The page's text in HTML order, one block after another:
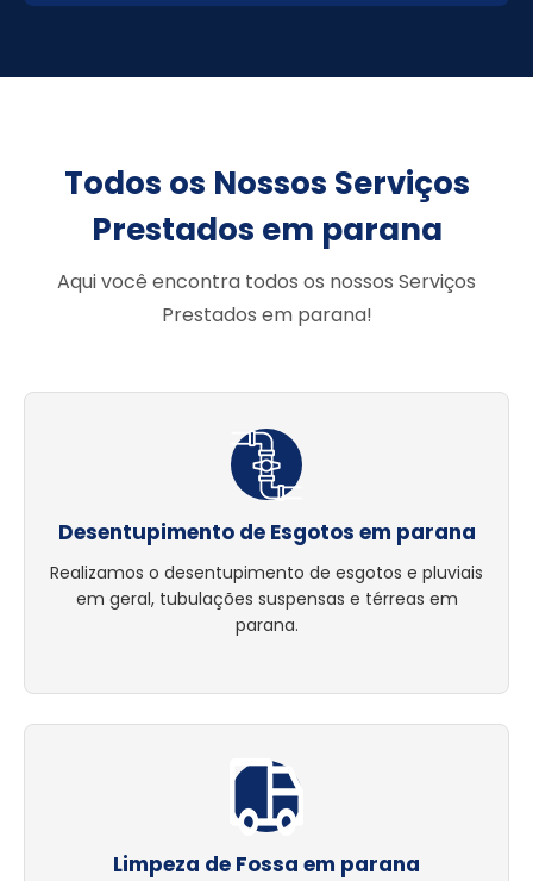
Todos os Nossos Serviços
Prestados em parana
Aqui você encontra todos os nossos Serviços
Prestados em parana!
Desentupimento de Esgotos em parana
Realizamos o desentupimento de esgotos e pluviais
em geral, tubulações suspensas e térreas em
parana.
Limpeza de Fossa em parana